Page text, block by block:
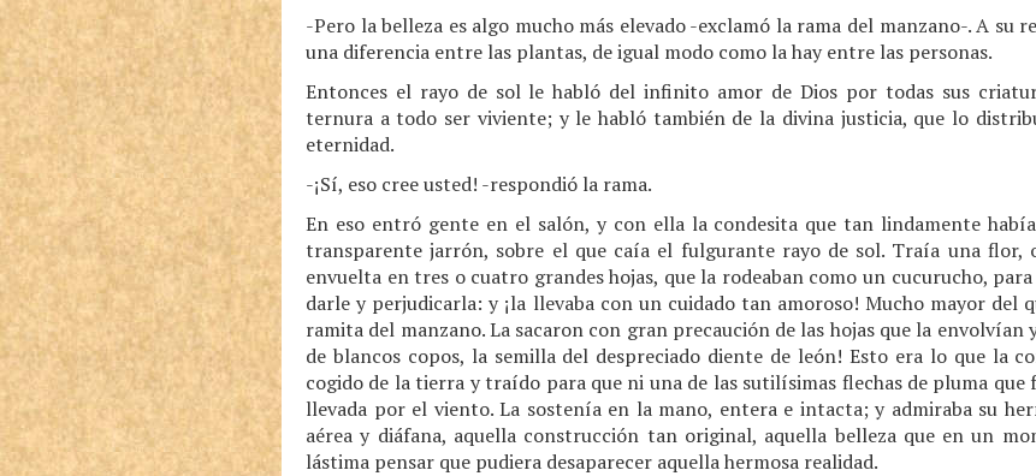
-Pero la belleza es algo mucho más elevado -exclamó la rama del manzano-. A su
una diferencia entre las plantas, de igual modo como la hay entre las personas.
Entonces el rayo de sol le habló del infinito amor de Dios por todas sus
ternura a todo ser viviente; y le habló también de la divina justicia, que lo
eternidad.
-¡Sí, eso cree usted! -respondió la rama.
En eso entró gente en el salón, y con ella la condesita que tan lindamente
transparente jarrón, sobre el que caía el fulgurante rayo de sol. Traía una flor,
envuelta en tres o cuatro grandes hojas, que la rodeaban como un cucurucho,
darle y perjudicarla: y ¡la llevaba con un cuidado tan amoroso! Mucho mayor del
ramita del manzano. La sacaron con gran precaución de las hojas que la envolvían
de blancos copos, la semilla del despreciado diente de león! Esto era lo que la
cogido de la tierra y traído para que ni una de las sutilísimas flechas de pluma
llevada por el viento. La sostenía en la mano, entera e intacta; y admiraba su
aérea y diáfana, aquella construcción tan original, aquella belleza que en un
lástima pensar que pudiera desaparecer aquella hermosa realidad.